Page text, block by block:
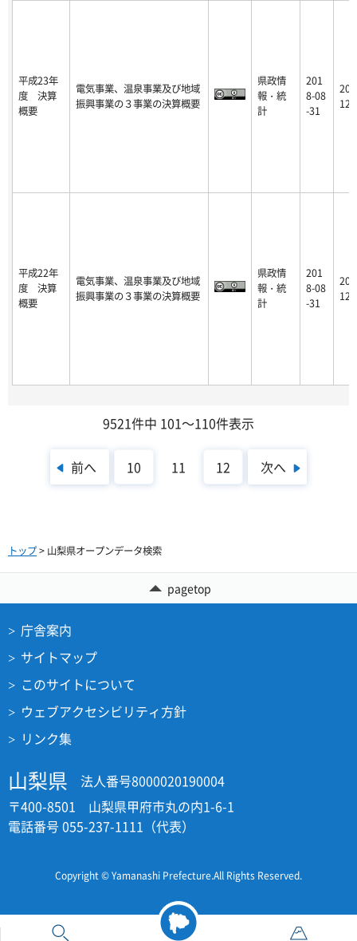
平成23年
度 決算
概要
電気事業、温泉事業及び地域
振興事業の３事業の決算概要
県政情
報・統
計
201
8-08
-31
12-
平成22年
度 決算
概要
電気事業、温泉事業及び地域
振興事業の３事業の決算概要
県政情
報・統
計
201
8-08
-31
12-
9521件中 101～110件表示
前へ 10 11 12 次へ
トップ> 山梨県オープンデータ検索
pagetop
庁舎案内
サイトマップ
このサイトについて
ウェブアクセシビリティ方針
リンク集
山梨県
法人番号8000020190004
〒400-8501 山梨県甲府市丸の内1-6-1
電話番号 055-237-1111（代表）
Copyright © Yamanashi Prefecture.All Rights Reserved.